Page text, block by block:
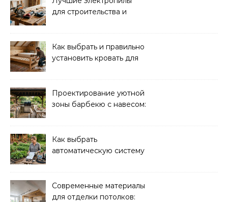
для строительства и
Как выбрать и правильно
установить кровать для
Проектирование уютной
зоны барбекю с навесом:
Как выбрать
автоматическую систему
Современные материалы
для отделки потолков: